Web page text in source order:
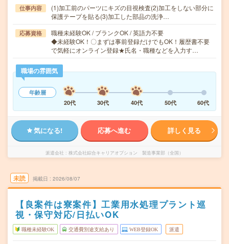
仕事内容
(1)加工前のパーツにキズの目視検査(2)加工をしない部分に
保護テープを貼る(3)加工した部品の洗浄…
応募資格
職種未経験OK / ブランクOK / 英語力不要
◆未経験OK！〇まずは事前登録だけでもOK！履歴書不要
で気軽にオンライン登録★氏名・職種などを入力す…
職場の雰囲気
年齢層
20代
30代 40代 50代 60代
気になる! 応募へ進む 詳しく見る
派遣会社 株式会社綜合キャリアオプション 製造事業部（全国）
未読 掲載日 2026/08/07
【良案件は寮案件】工業用水処理プラント巡
視・保守対応/日払いOK
職種未経験OK 交通費別途支給あり WEB登録OK 派遣